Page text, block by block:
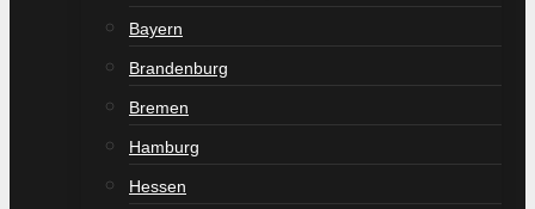
Bayern
Brandenburg
Bremen
Hamburg
Hessen